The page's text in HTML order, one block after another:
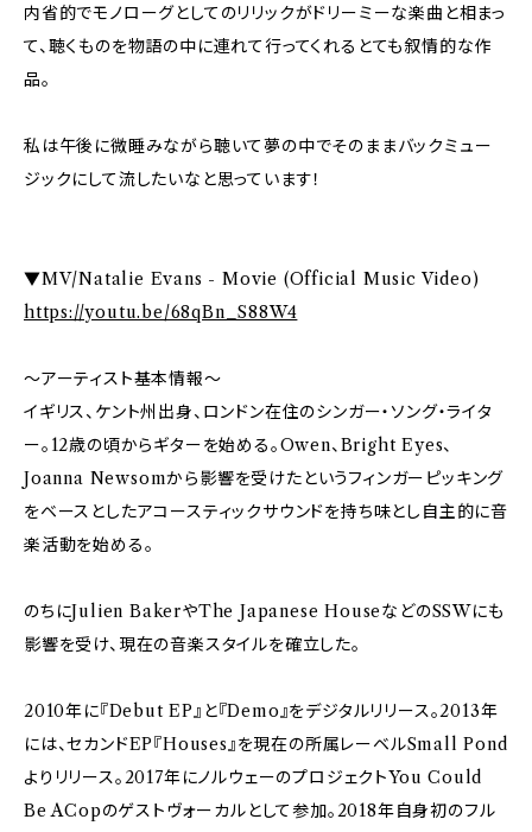
内省的でモノローグとしてのリリックがドリーミーな楽曲と相まっ
て、聴くものを物語の中に連れて行ってくれるとても叙情的な作
品。
私は午後に微睡みながら聴いて夢の中でそのままバックミュー
ジックにして流したいなと思っています！
▼MV/Natalie Evans - Movie (Official Music Video)
https://youtu.be/68qBn_S88W4
～アーティスト基本情報～
イギリス、ケント州出身、ロンドン在住のシンガー・ソング・ライタ
ー。12歳の頃からギターを始める。Owen、Bright Eyes、
Joanna Newsomから影響を受けたというフィンガーピッキング
をベースとしたアコースティックサウンドを持ち味とし自主的に音
楽活動を始める。
のちにJulien BakerやThe Japanese HouseなどのSSWにも
影響を受け、現在の音楽スタイルを確立した。
2010年に『Debut EP』と『Demo』をデジタルリリース。2013年
には、セカンドEP『Houses』を現在の所属レーベルSmall Pond
よりリリース。2017年にノルウェーのプロジェクトYou Could
Be ACopのゲストヴォーカルとして参加。2018年自身初のフル